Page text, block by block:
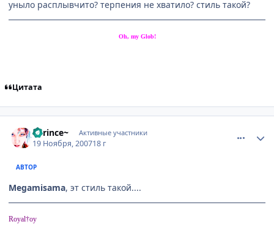
уныло расплывчито? терпения не хватило? стиль такой?
Oh, my Glob!
Цитата
~Prince~ Активные участники
19 Ноября, 200718 г
АВТОР
Megamisama, эт стиль такой....
Royal†oy